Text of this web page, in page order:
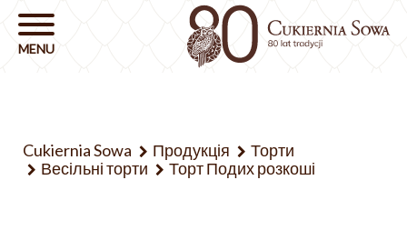
Cukiernia Sowa Продукція
Торти
Весільні торти
Торт Подих розкоші